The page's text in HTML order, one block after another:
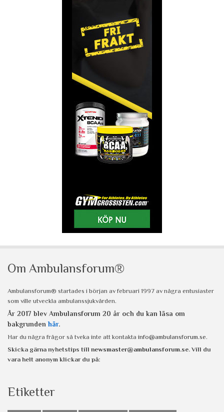
Om Ambulansforum®
Ambulansforum® startades i början av februari 1997 av några entusiaster
som ville utveckla ambulanssjukvården.
År 2017 blev Ambulansforum 20 år och du kan läsa om
bakgrunden här.
Har du några frågor så tveka inte att kontakta info@ambulansforum.se.
Skicka gärna nyhetstips till newsmaster@ambulansforum.se. Vill du
vara helt anonym klickar du på:
Etiketter